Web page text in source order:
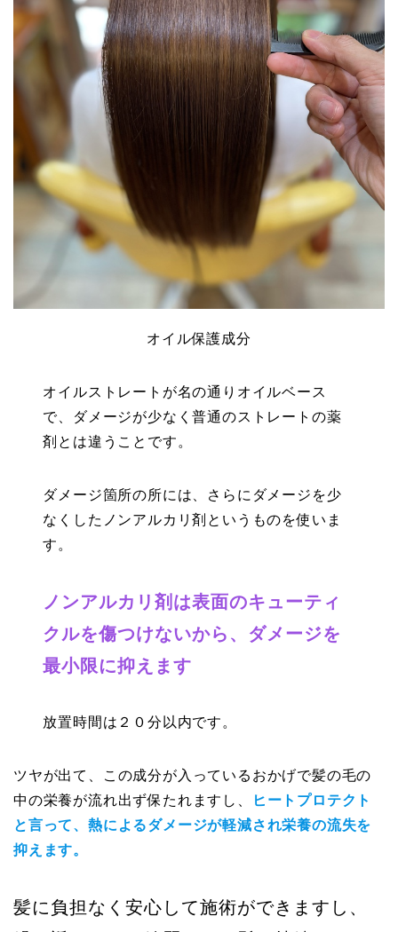
オイル保護成分
オイルストレートが名の通りオイルベース
で、ダメージが少なく普通のストレートの薬
剤とは違うことです。
ダメージ箇所の所には、さらにダメージを少
なくしたノンアルカリ剤というものを使いま
す。
ノンアルカリ剤は表面のキューティ
クルを傷つけないから、ダメージを
最小限に抑えます
放置時間は２０分以内です。
ツヤが出て、この成分が入っているおかげで髪の毛の
中の栄養が流れ出ず保たれます し、
ヒートプロテクト
と言って、熱によるダメージが軽減され栄養の流失を
抑えます。
髪に負担なく安心して施術ができますし、